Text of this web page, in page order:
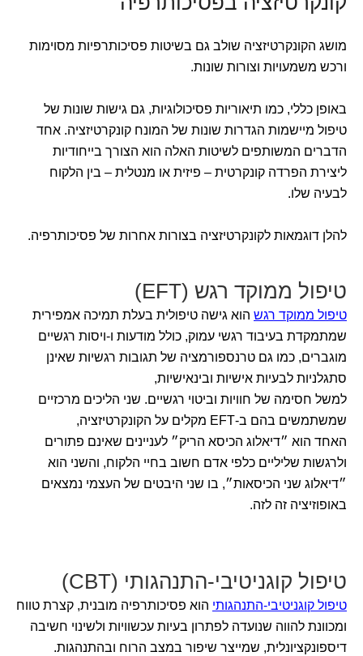
מושג הקונקרטיזציה שולב גם בשיטות פסיכותרפיות מסוימות
ורכש משמעויות וצורות שונות.
באופן כללי, כמו תיאוריות פסיכולוגיות, גם גישות שונות של
טיפול מיישמות הגדרות שונות של המונח קונקרטיזציה. אחד
הדברים המשותפים לשיטות האלה הוא הצורך בייחודיות
ליצירת הפרדה קונקרטית – פיזית או מנטלית – בין הלקוח
לבעיה שלו.
להלן דוגמאות לקונקרטיזציה בצורות אחרות של פסיכותרפיה.
טיפול ממוקד רגש (EFT)
טיפול ממוקד רגש הוא גישה טיפולית בעלת תמיכה אמפירית
שמתמקדת בעיבוד רגשי עמוק, כולל מודעות ו-ויסות רגשיים
מוגברים, כמו גם טרנספורמציה של תגובות רגשיות שאינן
סתגלניות לבעיות אישיות ובינאישיות,
למשל חסימה של חוויות וביטוי רגשיים. שני הליכים מרכזיים
שמשתמשים בהם ב-EFT מקלים על הקונקרטיזציה,
האחד הוא ״דיאלוג הכיסא הריק״ לעניינים שאינם פתורים
ולרגשות שליליים כלפי אדם חשוב בחיי הלקוח, והשני הוא
״דיאלוג שני הכיסאות״, בו שני היבטים של העצמי נמצאים
באופוזיציה זה לזה.
טיפול קוגניטיבי-התנהגותי (CBT)
טיפול קוגניטיבי-התנהגותי הוא פסיכותרפיה מובנית, קצרת טווח
ומכוונת להווה שנועדה לפתרון בעיות עכשוויות ולשינוי חשיבה
דיספונקציונלית, שמייצר שיפור במצב הרוח ובהתנהגות.